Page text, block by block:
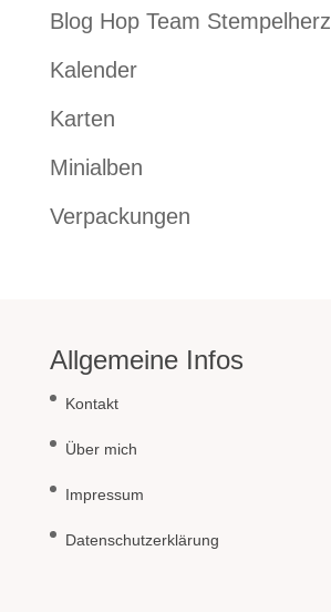
Blog Hop Team Stempelherz
Kalender
Karten
Minialben
Verpackungen
Allgemeine Infos
Kontakt
Über mich
Impressum
Datenschutzerklärung